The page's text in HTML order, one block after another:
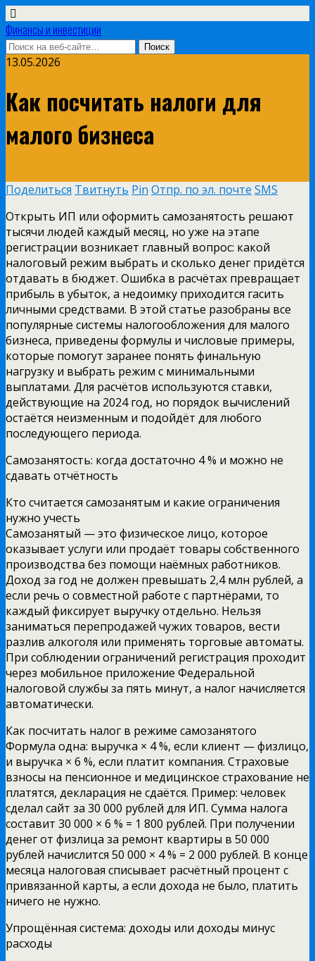
Финансы и инвестиции
13.05.2026
Как посчитать налоги для
малого бизнеса
Поделиться Твитнуть Pin Отпр. по эл. почте SMS
Открыть ИП или оформить самозанятость решают
тысячи людей каждый месяц, но уже на этапе
регистрации возникает главный вопрос: какой
налоговый режим выбрать и сколько денег придётся
отдавать в бюджет. Ошибка в расчётах превращает
прибыль в убыток, а недоимку приходится гасить
личными средствами. В этой статье разобраны все
популярные системы налогообложения для малого
бизнеса, приведены формулы и числовые примеры,
которые помогут заранее понять финальную
нагрузку и выбрать режим с минимальными
выплатами. Для расчётов используются ставки,
действующие на 2024 год, но порядок вычислений
остаётся неизменным и подойдёт для любого
последующего периода.
Самозанятость: когда достаточно 4 % и можно не
сдавать отчётность
Кто считается самозанятым и какие ограничения
нужно учесть
Самозанятый — это физическое лицо, которое
оказывает услуги или продаёт товары собственного
производства без помощи наёмных работников.
Доход за год не должен превышать 2,4 млн рублей, а
если речь о совместной работе с партнёрами, то
каждый фиксирует выручку отдельно. Нельзя
заниматься перепродажей чужих товаров, вести
разлив алкоголя или применять торговые автоматы.
При соблюдении ограничений регистрация проходит
через мобильное приложение Федеральной
налоговой службы за пять минут, а налог начисляется
автоматически.
Как посчитать налог в режиме самозанятого
Формула одна: выручка × 4 %, если клиент — физлицо,
и выручка × 6 %, если платит компания. Страховые
взносы на пенсионное и медицинское страхование не
платятся, декларация не сдаётся. Пример: человек
сделал сайт за 30 000 рублей для ИП. Сумма налога
составит 30 000 × 6 % = 1 800 рублей. При получении
денег от физлица за ремонт квартиры в 50 000
рублей начислится 50 000 × 4 % = 2 000 рублей. В конце
месяца налоговая списывает расчётный процент с
привязанной карты, а если дохода не было, платить
ничего не нужно.
Упрощённая система: доходы или доходы минус
расходы